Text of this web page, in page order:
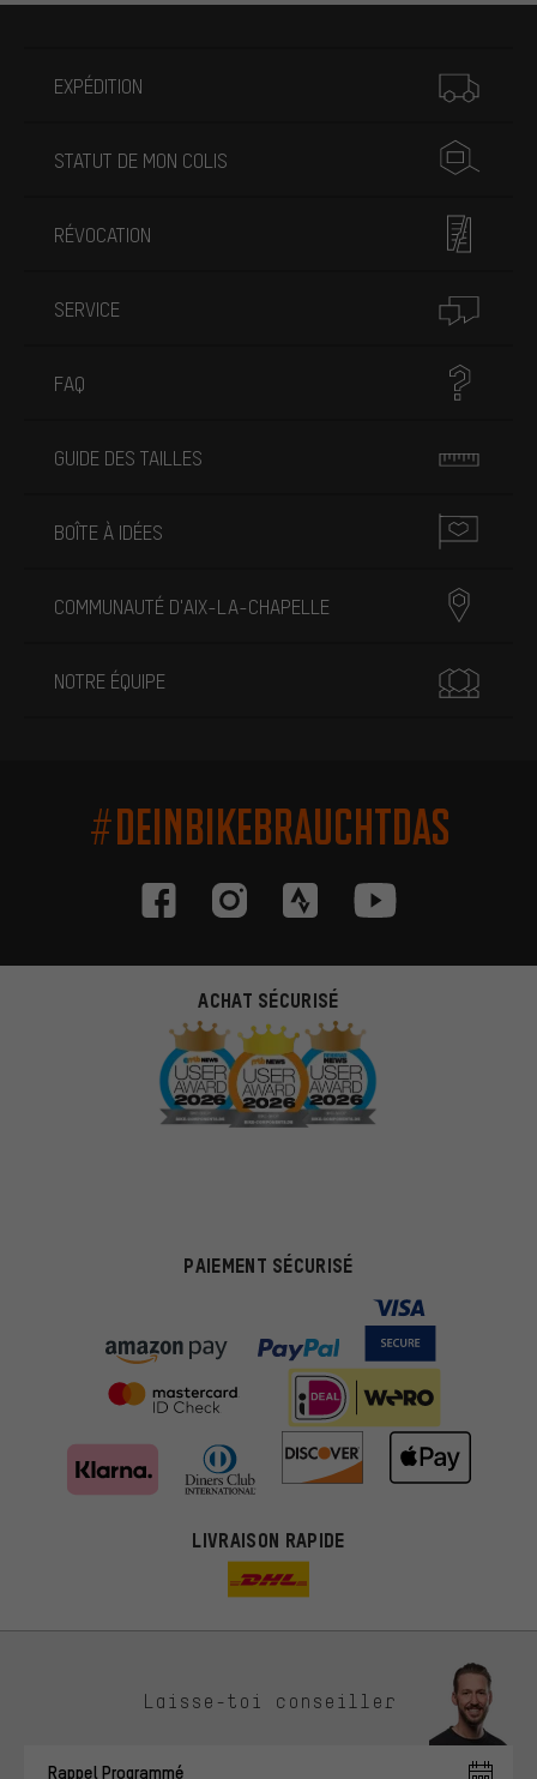
EXPÉDITION
STATUT DE MON COLIS
RÉVOCATION
SERVICE
FAQ
GUIDE DES TAILLES
BOÎTE À IDÉES
COMMUNAUTÉ D'AIX-LA-CHAPELLE
NOTRE ÉQUIPE
#DEINBIKEBRAUCHTDAS
ACHAT SÉCURISÉ
PAIEMENT SÉCURISÉ
LIVRAISON RAPIDE
Laisse-toi conseiller
Rappel Programmé
Des offres plus adaptées
Au lieu de pubs au hasard, nous afficherons des offres plus